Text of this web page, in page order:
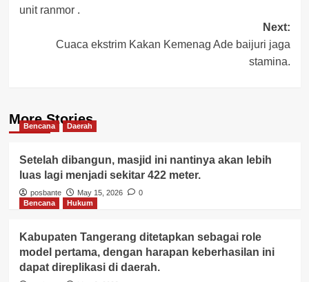
unit ranmor .
Next:
Cuaca ekstrim Kakan Kemenag Ade baijuri jaga
stamina.
More Stories
Bencana Daerah
Setelah dibangun, masjid ini nantinya akan lebih
luas lagi menjadi sekitar 422 meter.
posbante May 15, 2026
0
Bencana
Hukum
Kabupaten Tangerang ditetapkan sebagai role
model pertama, dengan harapan keberhasilan ini
dapat direplikasi di daerah.